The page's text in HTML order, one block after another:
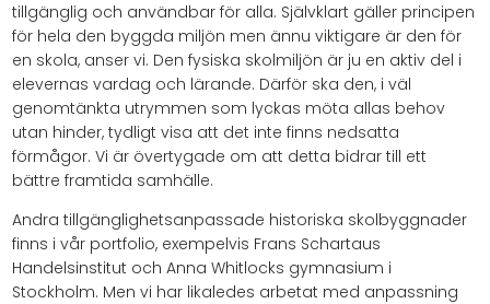
tillgänglig och användbar för alla. Självklart gäller principen
för hela den byggda miljön men ännu viktigare är den för
en skola, anser vi. Den fysiska skolmiljön är ju en aktiv del i
elevernas vardag och lärande. Därför ska den, i väl
genomtänkta utrymmen som lyckas möta allas behov
utan hinder, tydligt visa att det inte finns nedsatta
förmågor. Vi är övertygade om att detta bidrar till ett
bättre framtida samhälle.
Andra tillgänglighetsanpassade historiska skolbyggnader
finns i vår portfolio, exempelvis Frans Schartaus
Handelsinstitut och Anna Whitlocks gymnasium i
Stockholm. Men vi har likaledes arbetat med anpassning